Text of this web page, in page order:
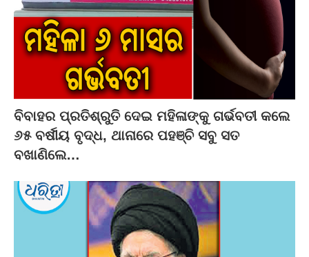
ବିବାହର ପ୍ରତିଶ୍ରୁତି ଦେଇ ମହିଳାଙ୍କୁ ଗର୍ଭବତୀ କଲେ
୬୫ ବର୍ଷୀୟ ବୃଦ୍ଧ, ଥାନାରେ ପହଞ୍ଚି ସବୁ ସତ
ବଖାଣିଲେ…